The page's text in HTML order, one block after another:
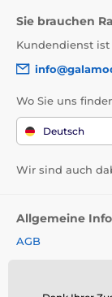
Sie brauchen
Kundendienst
Wo Sie uns
Deutsch
Wir sind auch
Allgemeine
AGB
Versand &